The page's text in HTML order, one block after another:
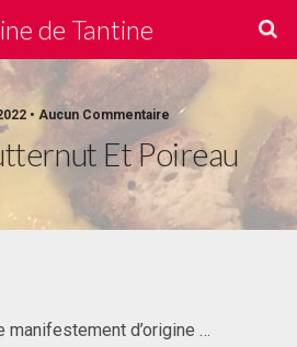
de Tantine
• Aucun Commentaire
Et Poireau
manifestement d’origine …